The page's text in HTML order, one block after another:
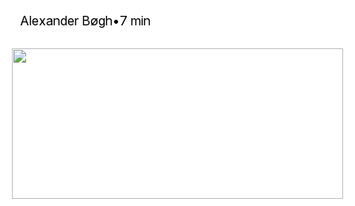
7 min
Alexander Bøgh